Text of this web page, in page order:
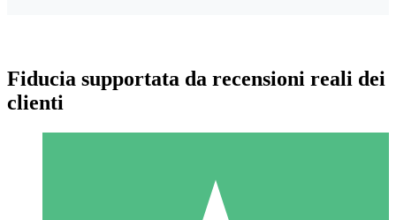
Fiducia supportata da recensioni reali dei
clienti